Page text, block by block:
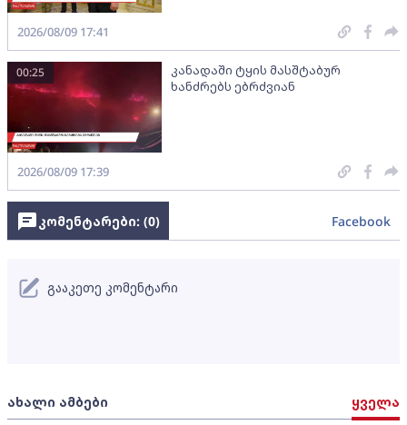
2026/08/09 17:41
კანადაში ტყის მასშტაბურ
ხანძრებს ებრძვიან
00:25
2026/08/09 17:39
ახალი ამბები ყველა
კომენტარები: (0) Facebook
გააკეთე კომენტარი